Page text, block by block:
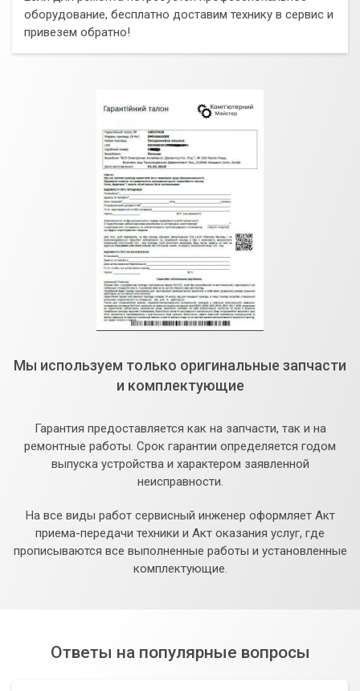
оборудование, бесплатно доставим технику в сервис и
привезем обратно!
Мы используем только оригинальные запчасти
и комплектующие
Гарантия предоставляется как на запчасти, так и на
ремонтные работы. Срок гарантии определяется годом
выпуска устройства и характером заявленной
неисправности.
На все виды работ сервисный инженер оформляет Акт
приема-передачи техники и Акт оказания услуг, где
прописываются все выполненные работы и установленные
комплектующие.
Ответы на популярные вопросы